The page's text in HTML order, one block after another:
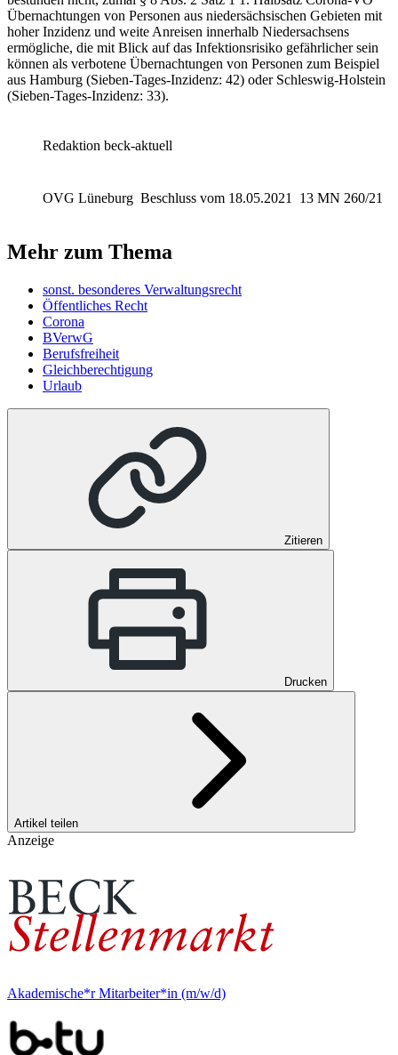
Übernachtungen von Personen aus niedersächsischen Gebieten mit
hoher Inzidenz und weite Anreisen innerhalb Niedersachsens
ermögliche, die mit Blick auf das Infektionsrisiko gefährlicher sein
können als verbotene Übernachtungen von Personen zum Beispiel
aus Hamburg (Sieben-Tages-Inzidenz: 42) oder Schleswig-Holstein
(Sieben-Tages-Inzidenz: 33).
Redaktion beck-aktuell
OVG Lüneburg Beschluss vom 18.05.2021 13 MN 260/21
Mehr zum Thema
sonst. besonderes Verwaltungsrecht
Öffentliches Recht
Corona
BVerwG
Berufsfreiheit
Gleichberechtigung
Urlaub
Zitieren
Drucken
Artikel teilen
Anzeige
Akademische*r Mitarbeiter*in (m/w/d)